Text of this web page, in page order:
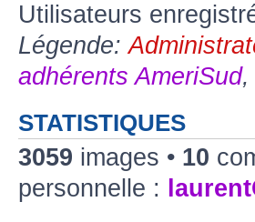
Utilisateurs
Légende:
adhérents AmeriSud,
STATISTIQUES
3059 images • 10
personnelle :